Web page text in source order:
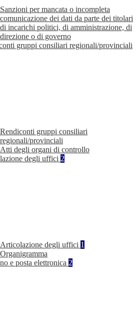
Sanzioni per mancata o incompleta
comunicazione dei dati da parte dei titolari
di incarichi politici, di amministrazione, di
direzione o di governo
gruppi consiliari regionali/provinciali
Rendiconti gruppi consiliari
regionali/provinciali
Atti degli organi di controllo
degli uffici 2
Articolazione degli uffici 1
Organigramma
e posta elettronica 2